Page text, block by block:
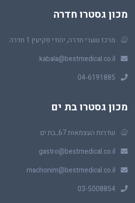
מכון גסטרו חדרה
מרכז שערי חדרה, יהודי פקיעין 1 חדרה
kabala@bestmedical.co.il
04-6191885
מכון גסטרו בת ים
שדרות העצמאות 67, בת ים
gastro@bestmedical.co.il
machonim@bestmedical.co.il
03-5008854